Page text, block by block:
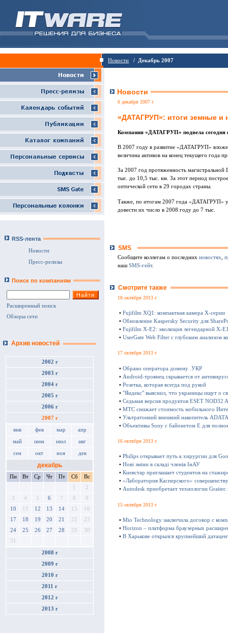
Новости / Декабрь 2007
RSS-лента
Новости
Пресс-релизы
Поиск по компаниям
Расширенный поиск
Обзоры сети
Архив новостей
2002 г
2003 г
2004 г
2005 г
2006 г
2007 г
янв фев мар апр
май июн июл авг
сен окт ноя дек
декабрь
Пн Вт Ср Чт Пт Сб
Вс
1
2
3
4 5 6 7 8
9
10
11 12 13 14 15
16
17
18 19 20 21 22
23
24
25 26 27 28 29
30
31
2008 г
2009 г
2010 г
2011 г
2012 г
2013 г
Новости
6 декабря 2007 г
«ДАТАГРУП»: итоги земные и
Компания «ДАТАГРУП» подвела сегодня
В 2007 году в развитие «ДАТАГРУП»
величина активов на конец текущего года
За 2007 год протяженность
тыс. до 10,5 тыс. км. За этот период
оптической сети в 29 городах страны.
Также, по итогам 2007 года «ДАТАГРУП»
довести их число в 2008 году до 7 тыс.
SMS
Сообщите коллегам о последних новостях,
нашSMS-гейт.
Смотрите также
18 октября 2013 г
• Fujifilm XQ1: компактная камера Х-серии
• Обновление Kaspersky Security для
• Fujifilm X-E2: эволюция легендарной X-
• UserGate Web Filter с глубоким анализом
17 октября 2013 г
• Обрано оператора домену .УКР
• Android-троянец скрывается от
• Розетка, которая всегда под рукой
• "Яндекс" выяснил, что украинцы ищут о
• Седьмая версия продуктов ESET NOD32
• МТС снижает стоимость мобильного
• Ультратонкий внешний накопитель
• Объективы Sony с байонетом E для
16 октября 2013 г
• Philips открывает путь к хирургии для
• Нові зміни в складі членів ІнАУ
• Киевстар приглашает студентов на
• «Лаборатория Касперского»
• Autodesk приобретает технологии
15 октября 2013 г
• Mio Technology заключила договор с
• Horizon – платформа браузерных
• В Харькове открылся крупнейший